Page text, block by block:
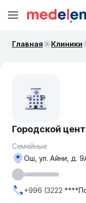
Главная Клиники
Городской
Семейные
Ош, ул. Айни, д.
+996 (3222 ****